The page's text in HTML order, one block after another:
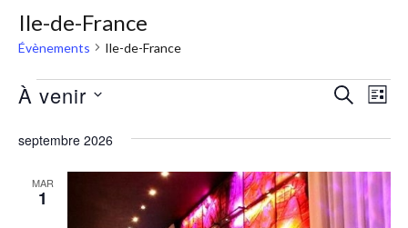
Ile-de-France
Évènements Ile-de-France
et
de
LISTE
À venir
une
septembre 2026
MAR
1